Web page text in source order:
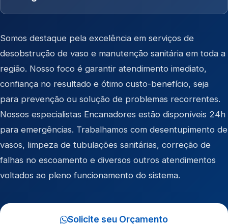
Somos destaque pela excelência em serviços de
desobstrução de vaso e manutenção sanitária em toda a
região. Nosso foco é garantir atendimento imediato,
confiança no resultado e ótimo custo-benefício, seja
para prevenção ou solução de problemas recorrentes.
Nossos especialistas Encanadores estão disponíveis 24h
para emergências. Trabalhamos com desentupimento de
vasos, limpeza de tubulações sanitárias, correção de
falhas no escoamento e diversos outros atendimentos
voltados ao pleno funcionamento do sistema.
Solicite seu Orçamento